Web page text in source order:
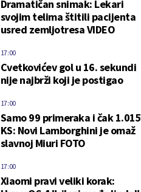
Dramatičan snimak: Lekari
svojim telima štitili pacijenta
usred zemljotresa VIDEO
Cvetkovićev gol u 16. sekundi
nije najbrži koji je postigao
17:00
Samo 99 primeraka i čak 1.015
KS: Novi Lamborghini je omaž
slavnoj Miuri FOTO
17:00
Xiaomi pravi veliki korak:
17:00